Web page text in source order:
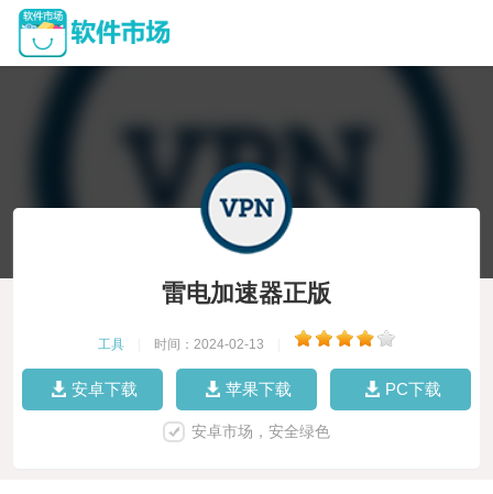
雷电加速器正版
工具 时间：2024-02-13
安卓下载 苹果下载 PC下载
安卓市场，安全绿色